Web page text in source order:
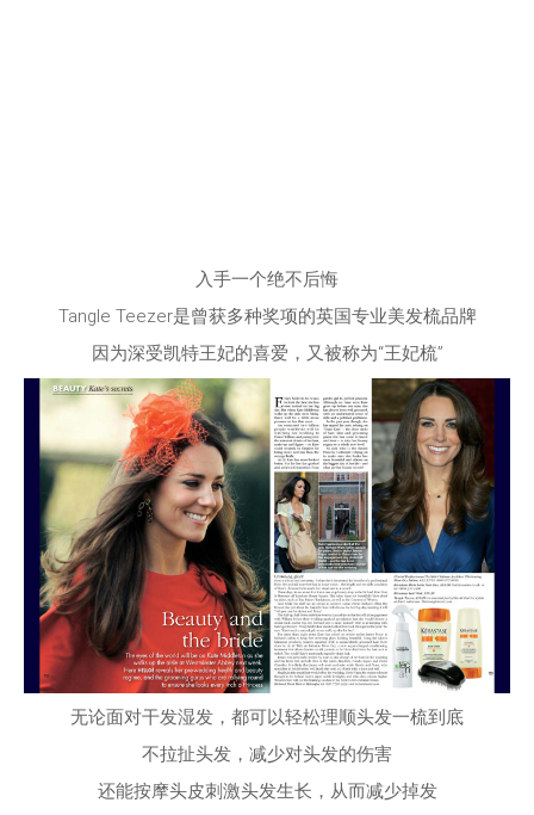
入手一个绝不后悔
Tangle Teezer是曾获多种奖项的英国专业美发梳品牌
因为深受凯特王妃的喜爱，又被称为“王妃梳”
无论面对干发湿发，都可以轻松理顺头发一梳到底
不拉扯头发，减少对头发的伤害
还能按摩头皮刺激头发生长，从而减少掉发